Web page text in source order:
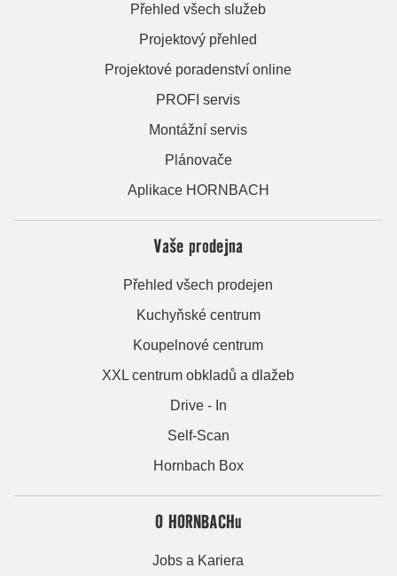
Přehled všech služeb
Projektový přehled
Projektové poradenství online
PROFI servis
Montážní servis
Plánovače
Aplikace HORNBACH
Vaše prodejna
Přehled všech prodejen
Kuchyňské centrum
Koupelnové centrum
XXL centrum obkladů a dlažeb
Drive - In
Self-Scan
Hornbach Box
O HORNBACHu
Jobs a Kariera